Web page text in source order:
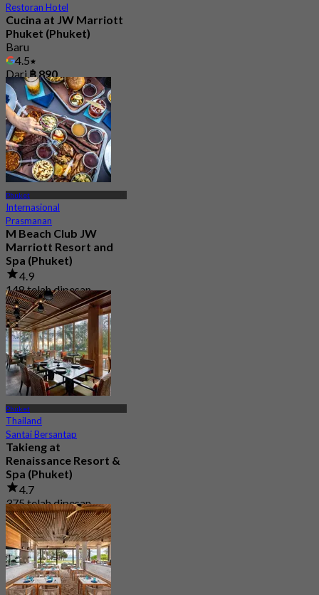
Restoran Hotel
Cucina at JW Marriott
Phuket (Phuket)
Baru
4.5
Dari฿ 890
Phuket
Internasional
Prasmanan
M Beach Club JW
Marriott Resort and
Spa (Phuket)
4.9
148 telah dipesan
Dari฿ 795
Phuket
Thailand
Santai Bersantap
Takieng at
Renaissance Resort &
Spa (Phuket)
4.7
375 telah dipesan
Dari฿ 795